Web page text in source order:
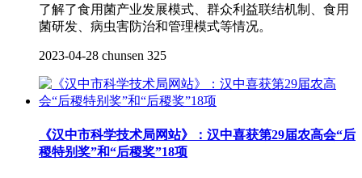
了解了食用菌产业发展模式、群众利益联结机制、食用
菌研发、病虫害防治和管理模式等情况。
2023-04-28 chunsen 325
《汉中市科学技术局网站》：汉中喜获第29届农高会“后
稷特别奖”和“后稷奖”18项